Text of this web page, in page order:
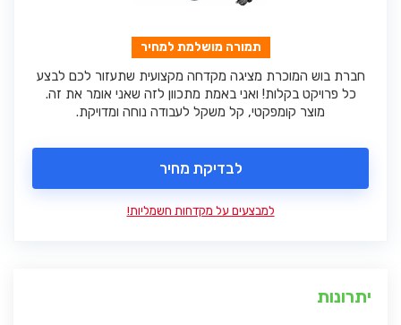
תמורה מושלמת למחיר
חברת בוש המוכרת מציגה מקדחה מקצועית שתעזור לכם לבצע
כל פרויקט בקלות! ואני באמת מתכוון לזה שאני אומר את זה.
מוצר קומפקטי, קל משקל לעבודה נוחה ומדויקת.
לבדיקת מחיר
למבצעים על מקדחות חשמליות!
יתרונות